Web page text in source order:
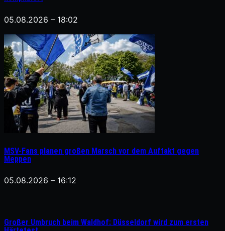
05.08.2026 – 18:02
MSV-Fans planen großen Marsch vor dem Auftakt gegen
Meppen
05.08.2026 – 16:12
Großer Umbruch beim Waldhof: Düsseldorf wird zum ersten